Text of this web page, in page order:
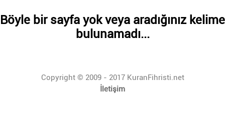
Böyle bir sayfa yok veya aradığınız kelime
bulunamadı...
Copyright © 2009 - 2017 KuranFihristi.net
İletişim